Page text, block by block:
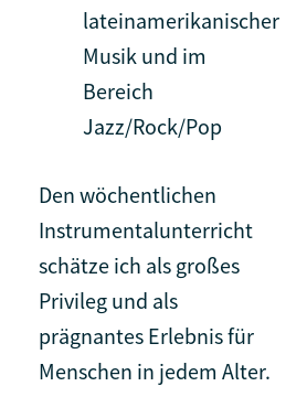
lateinamerikanischer
Musik und im
Bereich
Jazz/Rock/Pop
Den wöchentlichen
Instrumentalunterricht
schätze ich als großes
Privileg und als
prägnantes Erlebnis für
Menschen in jedem Alter.